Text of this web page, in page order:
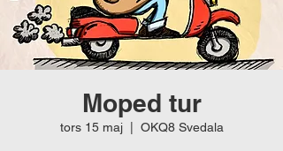
Moped tur
tors 15 maj
  |
OKQ8 Svedala